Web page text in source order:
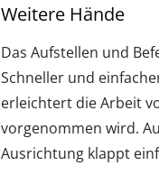
Weitere Hände
Das Aufstellen und
Schneller und
erleichtert die Arbeit
vorgenommen wird.
Ausrichtung klappt